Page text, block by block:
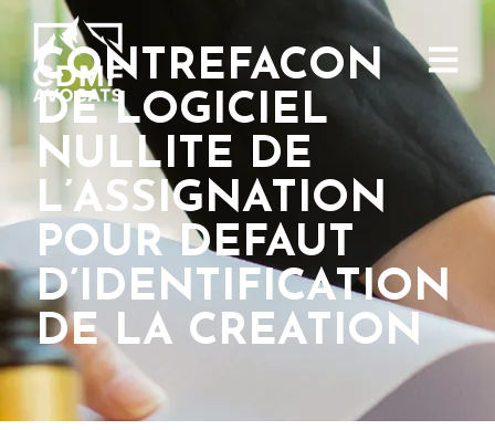
CONTREFACON
DE LOGICIEL
NULLITE DE
L’ASSIGNATION
POUR DEFAUT
D’IDENTIFICATION
DE LA CREATION